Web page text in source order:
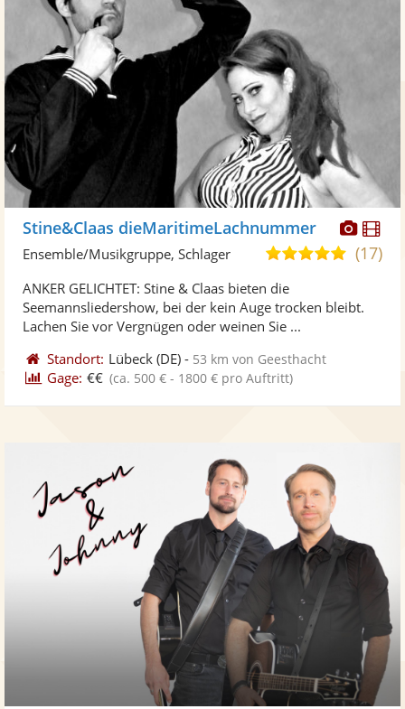
Stine&Claas dieMaritimeLachnummer
4,9
5
(17)
Ensemble/Musikgruppe, Schlager
ANKER GELICHTET: Stine & Claas bieten die
Seemannsliedershow, bei der kein Auge trocken bleibt.
Lachen Sie vor Vergnügen oder weinen Sie ...
Standort: Lübeck (DE) - 53 km von Geesthacht
Gage: €€ (ca. 500 € - 1800 € pro Auftritt)